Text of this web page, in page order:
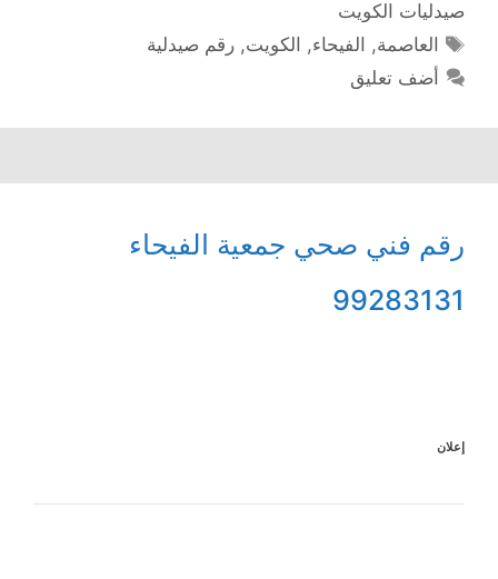
صيدليات الكويت
الوسوم
العاصمة, الفيحاء, الكويت,رقم صيدلية
أضف تعليق
رقم فني صحي جمعية الفيحاء
99283131
إعلان